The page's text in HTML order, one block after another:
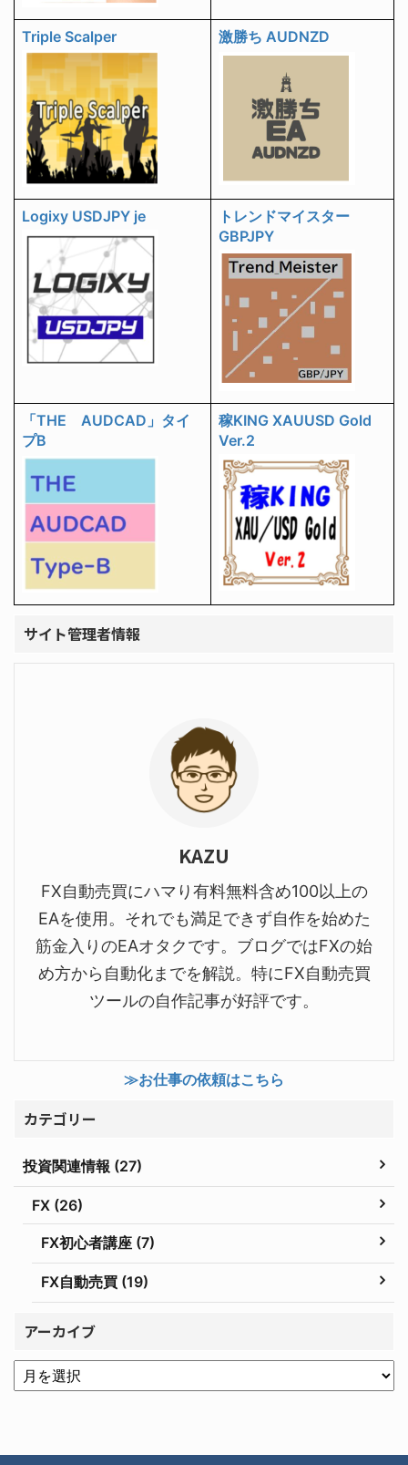
Triple Scalper 激勝ち AUDNZD
Logixy USDJPY je
トレンドマイスター
GBPJPY
「THE AUDCAD」タイ
プB
稼KING XAUUSD Gold
Ver.2
サイト管理者情報
KAZU
FX自動売買にハマり有料無料含め100以上の
EAを使用。それでも満足できず自作を始めた
筋金入りのEAオタクです。ブログではFXの始
め方から自動化までを解説。特にFX自動売買
ツールの自作記事が好評です。
≫お仕事の依頼はこちら
カテゴリー
投資関連情報 (27)
FX (26)
FX初心者講座 (7)
FX自動売買 (19)
アーカイブ